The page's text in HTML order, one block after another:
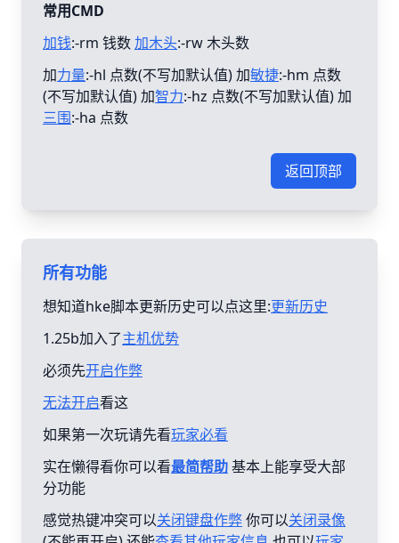
常用CMD
加钱:-rm 钱数加木头:-rw 木头数
加力量:-hl 点数(不写加默认值) 加敏捷:-hm 点数
(不写加默认值) 加智力:-hz 点数(不写加默认值) 加
三围:-ha 点数
返回顶部
所有功能
想知道hke脚本更新历史可以点这里:更新历史
1.25b加入了主机优势
必须先开启作弊
无法开启看这
如果第一次玩请先看玩家必看
实在懒得看你可以看最简帮助基本上能享受大部
分功能
感觉热键冲突可以关闭键盘作弊你可以关闭录像